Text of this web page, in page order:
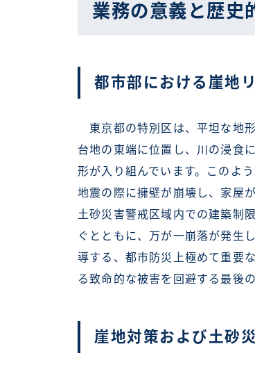
業務の意義と歴史
都市部における崖地
東京都の特別区は、平坦な地
台地の東端に位置し、川の浸食
形が入り組んでいます。このよ
地震の際に擁壁が崩壊し、家屋
土砂災害警戒区域内での建築制
ぐとともに、万が一崩落が発生
導する、都市防災上極めて重要
る致命的な被害を回避する最後
崖地対策および土砂